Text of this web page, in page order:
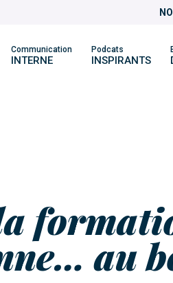
Communication
INTERNE
Podcats
INSPIRANTS
au